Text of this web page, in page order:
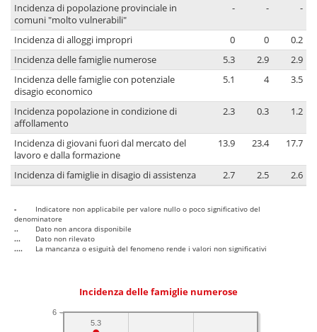
Incidenza di popolazione provinciale in
comuni "molto vulnerabili"
- - -
Incidenza di alloggi impropri 0 0
0.2
Incidenza delle famiglie numerose
5.3 2.9
2.9
Incidenza delle famiglie con potenziale
disagio economico
5.1 4 3.5
Incidenza popolazione in condizione di
affollamento
2.3 0.3 1.2
Incidenza di giovani fuori dal mercato del
lavoro e dalla formazione
13.9 23.4 17.7
Incidenza di famiglie in disagio di assistenza 2.7 2.5 2.6
-
Indicatore non applicabile per valore nullo o poco significativo del
denominatore
..
Dato non ancora disponibile
...
Dato non rilevato
....
La mancanza o esiguità del fenomeno rende i valori non significativi
Incidenza delle famiglie numerose
6
5.3